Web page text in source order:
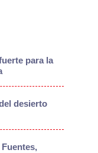
para la
desierto
Fuentes,